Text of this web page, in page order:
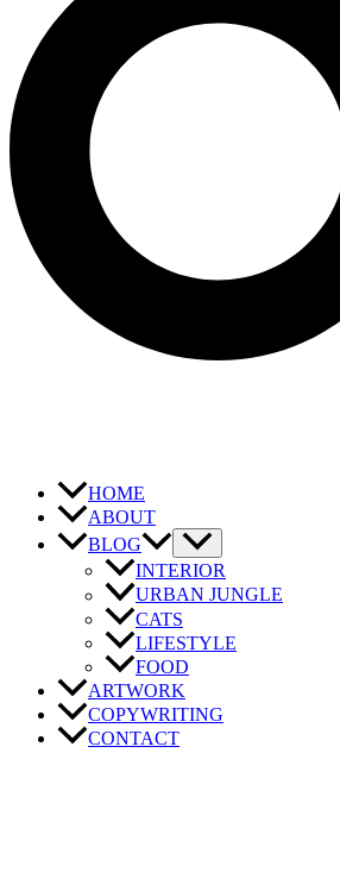
HOME
ABOUT
BLOG
INTERIOR
URBAN JUNGLE
CATS
LIFESTYLE
FOOD
ARTWORK
COPYWRITING
CONTACT